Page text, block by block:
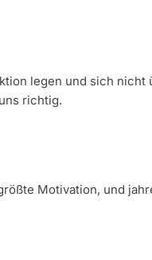
legen und sich nicht
richtig.
Motivation, und